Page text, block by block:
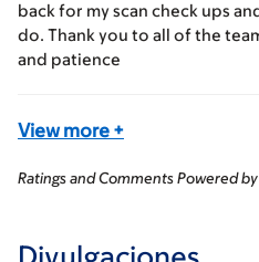
back for my scan check ups
do. Thank you to all of the
and patience
View more +
Ratings and Comments Powered by